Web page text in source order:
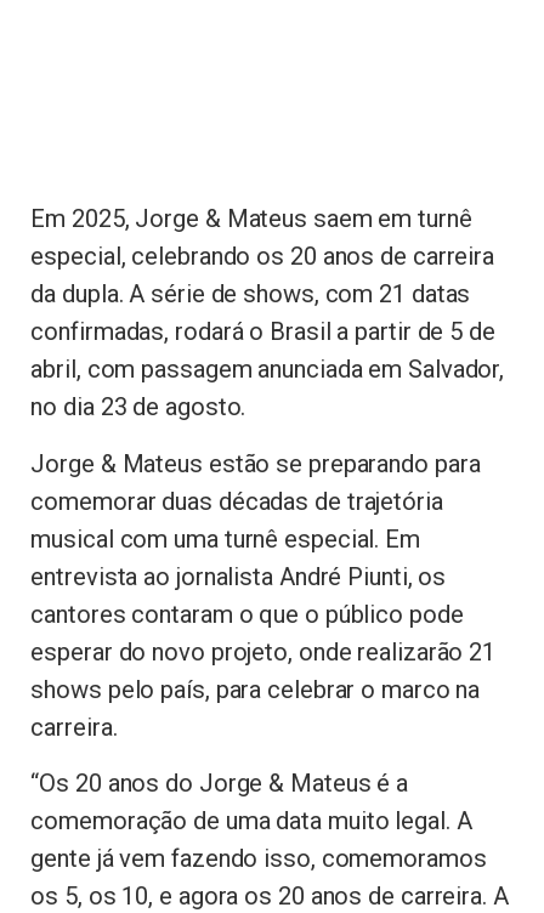
Em 2025, Jorge & Mateus saem em turnê
especial, celebrando os 20 anos de carreira
da dupla. A série de shows, com 21 datas
confirmadas, rodará o Brasil a partir de 5 de
abril, com passagem anunciada em Salvador,
no dia 23 de agosto.
Jorge & Mateus estão se preparando para
comemorar duas décadas de trajetória
musical com uma turnê especial. Em
entrevista ao jornalista André Piunti, os
cantores contaram o que o público pode
esperar do novo projeto, onde realizarão 21
shows pelo país, para celebrar o marco na
carreira.
“Os 20 anos do Jorge & Mateus é a
comemoração de uma data muito legal. A
gente já vem fazendo isso, comemoramos
os 5, os 10, e agora os 20 anos de carreira. A